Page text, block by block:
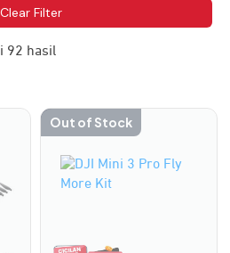
Clear Filter
92 hasil
Out of Stock